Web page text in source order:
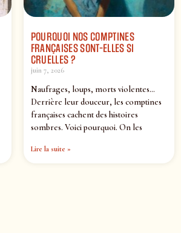
POURQUOI NOS COMPTINES
FRANÇAISES SONT-ELLES SI
CRUELLES ?
juin 7, 2026
Naufrages, loups, morts violentes…
Derrière leur douceur, les comptines
françaises cachent des histoires
sombres. Voici pourquoi. On les
Lire la suite »